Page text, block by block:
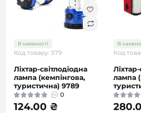
В наявності
Код товару: 579
Ліхтар-світлодіодна
лампа (кемпінгова,
туристична) 9789
0
124.00 ₴
В
Код
лампа